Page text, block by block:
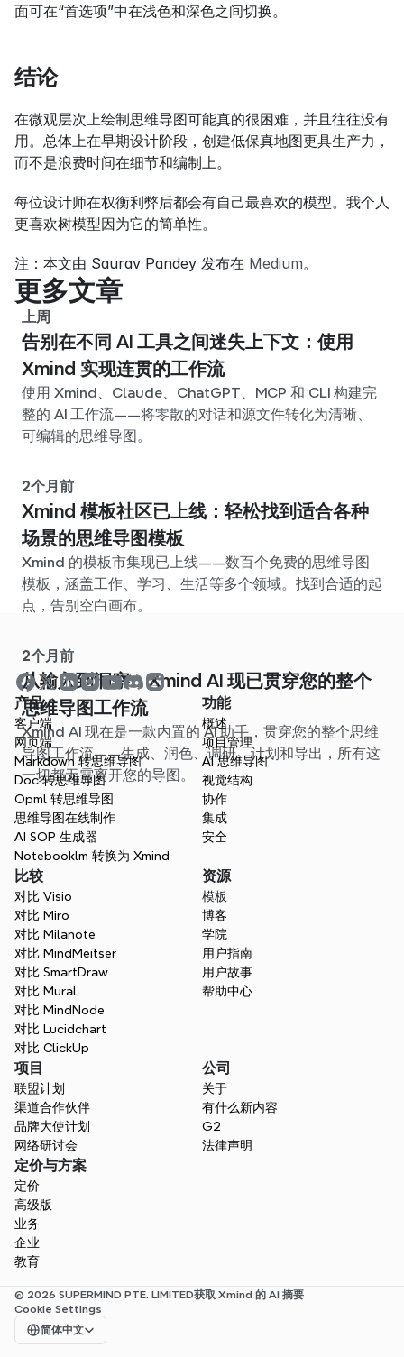
面可在“首选项”中在浅色和深色之间切换。
结论
在微观层次上绘制思维导图可能真的很困难，并且往往没有
用。总体上在早期设计阶段，创建低保真地图更具生产力，
而不是浪费时间在细节和编制上。
每位设计师在权衡利弊后都会有自己最喜欢的模型。我个人
更喜欢树模型因为它的简单性。
注：本文由 Saurav Pandey 发布在 Medium。
更多文章
上周
告别在不同 AI 工具之间迷失上下文：使用
Xmind 实现连贯的工作流
使用 Xmind、Claude、ChatGPT、MCP 和 CLI 构建完
整的 AI 工作流——将零散的对话和源文件转化为清晰、
可编辑的思维导图。
2个月前
Xmind 模板社区已上线：轻松找到适合各种
场景的思维导图模板
Xmind 的模板市集现已上线——数百个免费的思维导图
模板，涵盖工作、学习、生活等多个领域。找到合适的起
点，告别空白画布。
2个月前
从输入到洞察：Xmind AI 现已贯穿您的整个
思维导图工作流
Xmind AI 现在是一款内置的 AI 助手，贯穿您的整个思维
导图工作流——生成、润色、调研、计划和导出，所有这
一切都无需离开您的导图。
产品
客户端
网页端
Markdown 转思维导图
Doc 转思维导图
Opml 转思维导图
思维导图在线制作
AI SOP 生成器
Notebooklm 转换为 Xmind
功能
概述
项目管理
AI 思维导图
视觉结构
协作
集成
安全
比较
对比 Visio
对比 Miro
对比 Milanote
对比 MindMeitser
对比 SmartDraw
对比 Mural
对比 MindNode
对比 Lucidchart
对比 ClickUp
资源
模板
博客
学院
用户指南
用户故事
帮助中心
项目
联盟计划
渠道合作伙伴
品牌大使计划
网络研讨会
公司
关于
有什么新内容
G2
法律声明
定价与方案
定价
高级版
业务
企业
教育
© 2026 SUPERMIND PTE. LIMITED获取 Xmind 的 AI 摘要
Cookie Settings
Select Language
简体中文